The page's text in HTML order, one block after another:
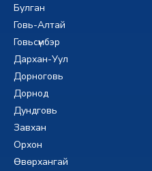
Булган
Говь-Алтай
Говьсүмбэр
Дархан-Уул
Дорноговь
Дорнод
Дундговь
Завхан
Орхон
Өвөрхангай